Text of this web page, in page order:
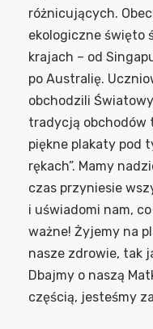
różnicujących.
ekologiczne święto
krajach – od
po Australię.
obchodzili
tradycją obchodów
piękne plakaty pod
rękach”. Mamy
czas przyniesie
i uświadomi nam,
ważne! Żyjemy na
nasze zdrowie, tak
Dbajmy o naszą
częścią, jesteśmy